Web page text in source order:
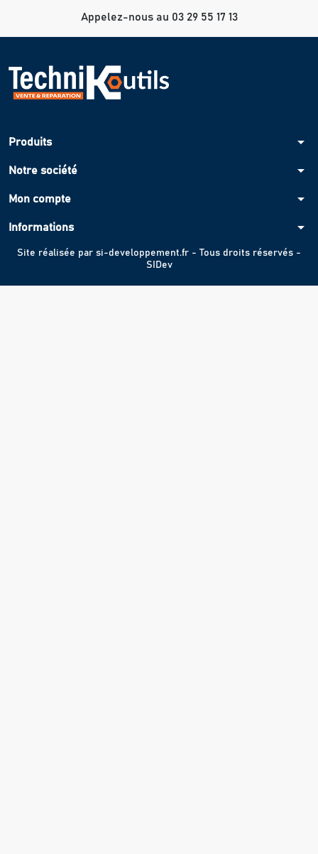
Appelez-nous au 03 29 55 17 13
Produits arrow_drop_down
Notre société arrow_drop_down
Mon compte arrow_drop_down
Informations arrow_drop_down
Site réalisée par si-developpement.fr - Tous droits réservés -
SIDev